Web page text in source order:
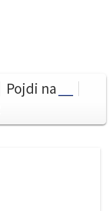
Pojdi na